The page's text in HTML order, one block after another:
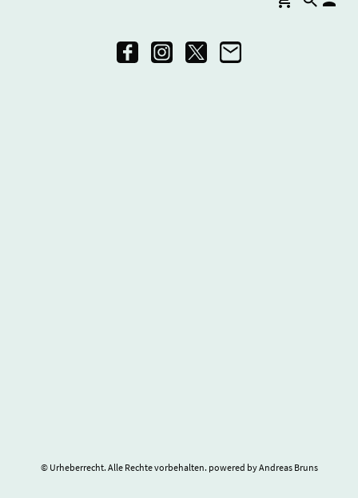
© Urheberrecht. Alle Rechte vorbehalten. powered by Andreas Bruns